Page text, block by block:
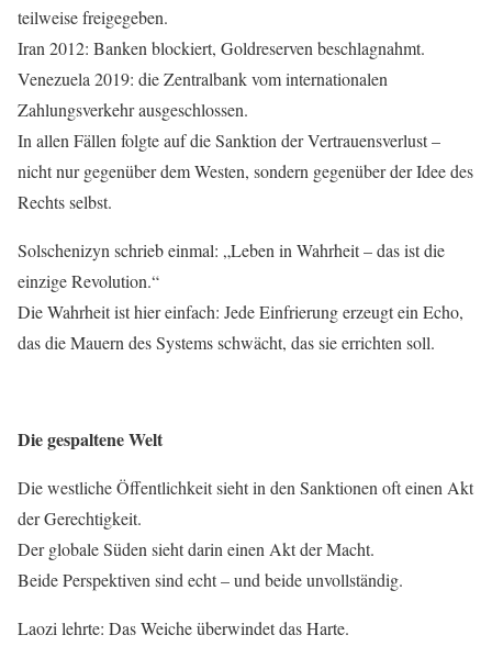
teilweise freigegeben.
Iran 2012: Banken blockiert, Goldreserven beschlagnahmt.
Venezuela 2019: die Zentralbank vom internationalen
Zahlungsverkehr ausgeschlossen.
In allen Fällen folgte auf die Sanktion der Vertrauensverlust –
nicht nur gegenüber dem Westen, sondern gegenüber der Idee des
Rechts selbst.
Solschenizyn schrieb einmal: „Leben in Wahrheit – das ist die
einzige Revolution.“
Die Wahrheit ist hier einfach: Jede Einfrierung erzeugt ein Echo,
das die Mauern des Systems schwächt, das sie errichten soll.
Die gespaltene Welt
Die westliche Öffentlichkeit sieht in den Sanktionen oft einen Akt
der Gerechtigkeit.
Der globale Süden sieht darin einen Akt der Macht.
Beide Perspektiven sind echt – und beide unvollständig.
Laozi lehrte: Das Weiche überwindet das Harte.